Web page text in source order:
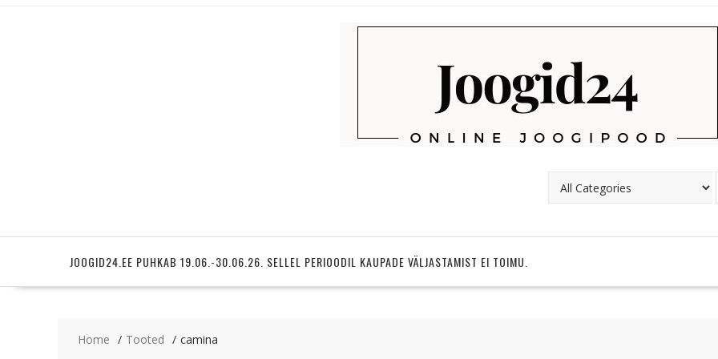
JOOGID24.EE PUHKAB 19.06.-30.06.26. SELLEL PERIOODIL KAUPADE VÄLJASTAMIST EI TOIMU.
Home Tooted camina